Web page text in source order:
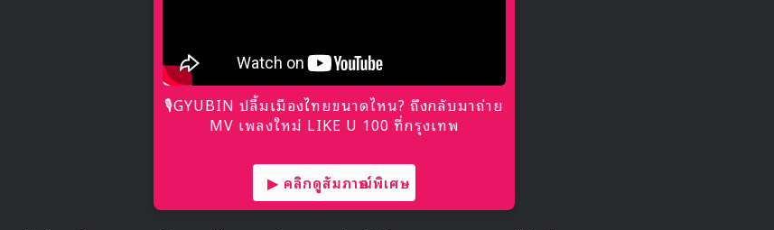
🎙GYUBIN ปลื้มเมืองไทยขนาดไหน? ถึงกลับมาถ่าย
MV เพลงใหม่ LIKE U 100 ที่กรุงเทพ
▶ คลิกดูสัมภาษณ์พิเศษ